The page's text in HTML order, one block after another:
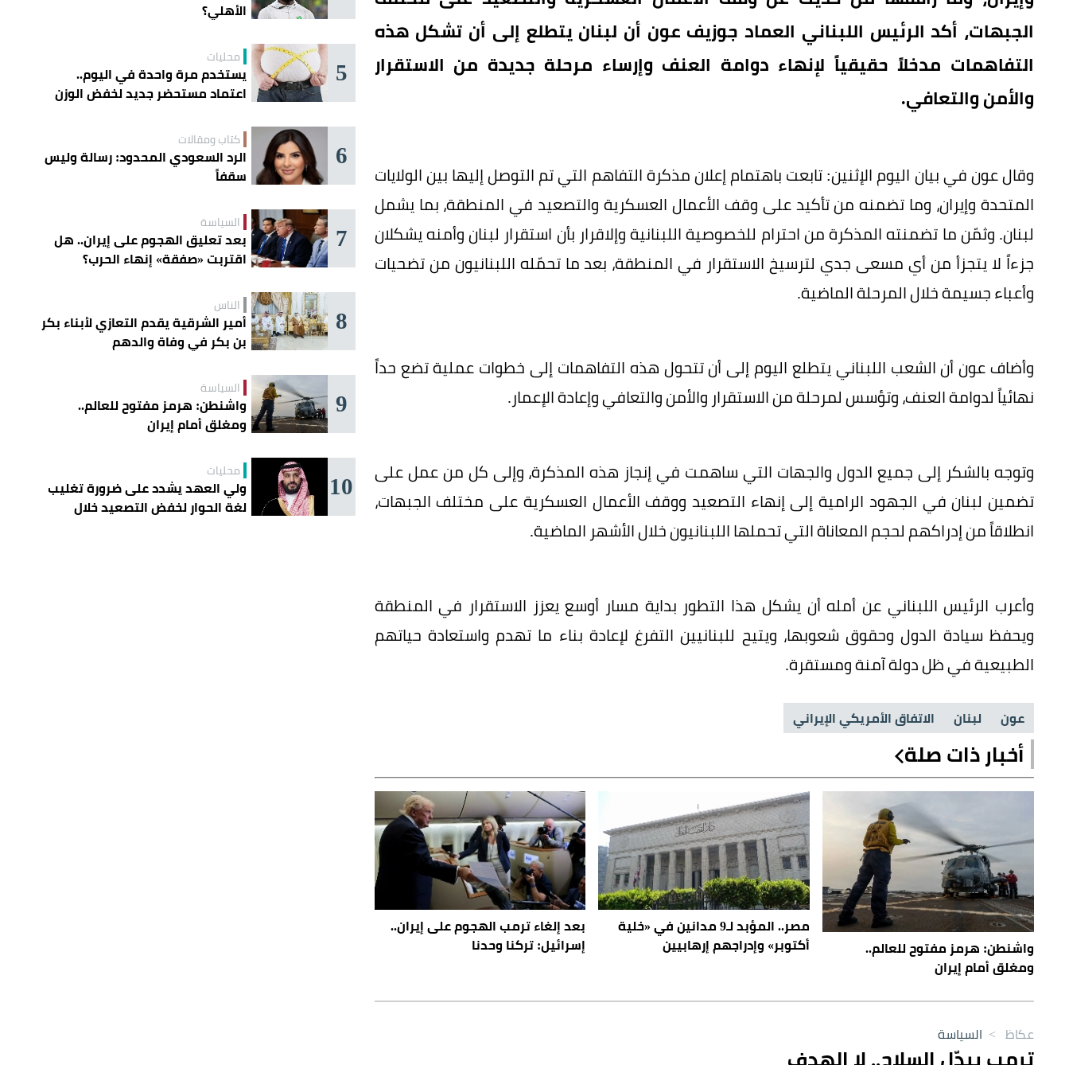
الجبهات، أكد الرئيس اللبناني العماد جوزيف عون أن لبنان يتطلع إلى أن تشكل هذه
التفاهمات مدخلاً حقيقياً لإنهاء دوامة العنف وإرساء مرحلة جديدة من الاستقرار
والأمن والتعافي.
وقال عون في بيان اليوم الإثنين: ‏تابعت باهتمام إعلان مذكرة التفاهم التي تم التوصل إليها بين الولايات
المتحدة وإيران، وما تضمنه من تأكيد على وقف الأعمال العسكرية والتصعيد في المنطقة، بما يشمل
لبنان. وثمّن ما تضمنته المذكرة من احترام للخصوصية اللبنانية وإلاقرار بأن استقرار لبنان وأمنه يشكلان
جزءاً لا يتجزأ من أي مسعى جدي لترسيخ الاستقرار في المنطقة، بعد ما تحمّله اللبنانيون من تضحيات
وأعباء جسيمة خلال المرحلة الماضية.
وأضاف عون أن الشعب اللبناني يتطلع اليوم إلى أن تتحول هذه التفاهمات إلى خطوات عملية تضع حداً
نهائياً لدوامة العنف، وتؤسس لمرحلة من الاستقرار والأمن والتعافي وإعادة الإعمار.
‏وتوجه بالشكر إلى جميع الدول والجهات التي ساهمت في إنجاز هذه المذكرة، وإلى كل من عمل على
تضمين لبنان في الجهود الرامية إلى إنهاء التصعيد ووقف الأعمال العسكرية على مختلف الجبهات،
انطلاقاً من إدراكهم لحجم المعاناة التي تحملها اللبنانيون خلال الأشهر الماضية.
وأعرب الرئيس اللبناني عن أمله أن يشكل هذا التطور بداية مسار أوسع يعزز الاستقرار في المنطقة
ويحفظ سيادة الدول وحقوق شعوبها، ويتيح للبنانيين التفرغ لإعادة بناء ما تهدم واستعادة حياتهم
الطبيعية في ظل دولة آمنة ومستقرة.
عون لبنان الاتفاق الأمريكي الإيراني
أخبار ذات صلة
واشنطن: هرمز مفتوح للعالم..
ومغلق أمام إيران
مصر.. المؤبد لـ9 مدانين في «خلية
أكتوبر» وإدراجهم إرهابيين
بعد إلغاء ترمب الهجوم على إيران..
إسرائيل: تركنا وحدنا
الأهلي؟
5 محليات
يستخدم مرة واحدة في اليوم..
اعتماد مستحضر جديد لخفض الوزن
6 كتاب ومقالات
الرد السعودي المحدود: رسالة وليس
سقفاً
7 السياسة
بعد تعليق الهجوم على إيران.. هل
اقتربت «صفقة» إنهاء الحرب؟
8 الناس
أمير الشرقية يقدم التعازي لأبناء بكر
بن بكر في وفاة والدهم
9 السياسة
واشنطن: هرمز مفتوح للعالم..
ومغلق أمام إيران
10 محليات
ولي العهد يشدد على ضرورة تغليب
لغة الحوار لخفض التصعيد خلال
عكاظ > السياسة